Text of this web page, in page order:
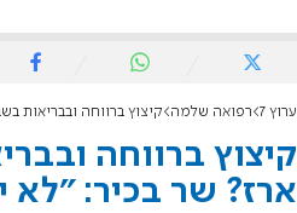
ערוץ 7 רפואה שלמה קיצוץ ברווחה ובבריאות
קיצוץ ברווחה
ארז? שר בכיר: "לא